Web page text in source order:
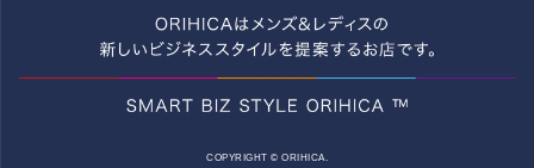
COPYRIGHT © ORIHICA.